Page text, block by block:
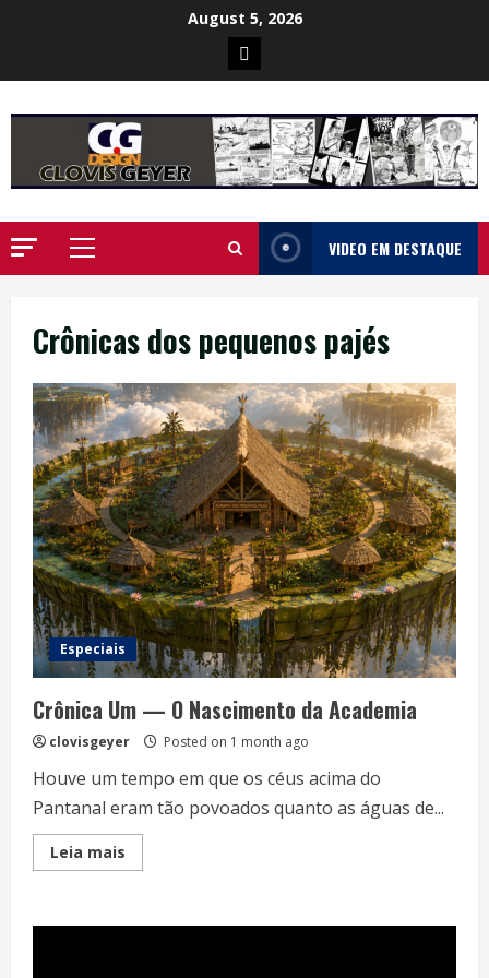
August 5, 2026
Poster
da
Ilha
Primary
VIDEO EM DESTAQUE
Crônicas dos pequenos pajés
Especiais
Crônica Um — O Nascimento da Academia
clovisgeyer Posted on 1 month ago
Houve um tempo em que os céus acima do
Pantanal eram tão povoados quanto as águas de...
Leia mais
more
—